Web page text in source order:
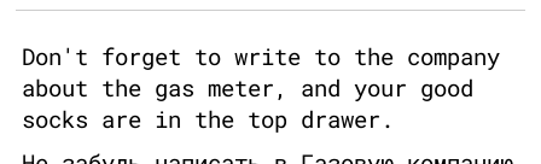
Don't forget to write to the company
about the gas meter, and your good
socks are in the top drawer.